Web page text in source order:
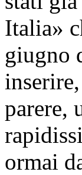
Italia»
giugno
parere,
ormai